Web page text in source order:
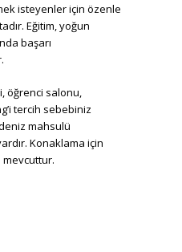
isteyenler için özenle
Eğitim, yoğun
başarı
öğrenci salonu,
tercih sebebiniz
mahsulü
Konaklama için
mevcuttur.